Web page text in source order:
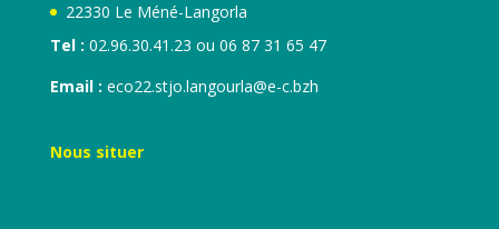
22330 Le Méné-Langorla
Tel : 02.96.30.41.23 ou 06 87 31 65 47
Email : eco22.stjo.langourla@e-c.bzh
Nous situer